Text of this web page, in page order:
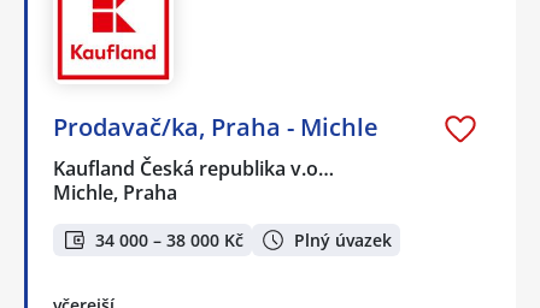
Prodavač/ka, Praha - Michle
Kaufland Česká republika v.o…
Michle, Praha
34 000 – 38 000 Kč Plný úvazek